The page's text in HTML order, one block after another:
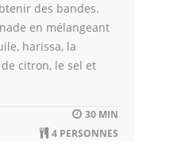
des bandes.
en mélangeant
harissa, la
citron, le sel et
30 MIN
4 PERSONNES